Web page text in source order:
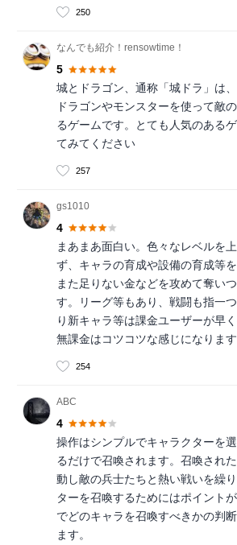
250
なんでも紹介！rensowtime！
5
城とドラゴン、通称「城ドラ」は
ドラゴンやモンスターを使って敵
るゲームです。とても人気のある
てみてください
257
gs1010
4
まあまあ面白い。色々なレベルを
ず、キャラの育成や設備の育成等
また足りない金などを攻めて奪い
す。リーグ等もあり、戦闘も指一
り新キャラ等は課金ユーザーが早
無課金はコツコツな感じになります
254
ABC
4
操作はシンプルでキャラクターを
るだけで召喚されます。召喚され
動し敵の兵士たちと熱い戦いを繰
ターを召喚するためにはポイント
でどのキャラを召喚すべきかの判
ます。